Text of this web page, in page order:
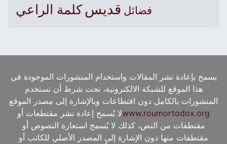
فضائل قديس كلمة الراعي
يسمح بإعادة نشر المقالات واستخدام المنشورات الموجودة في
هذا الموقع للشبكة الالكترونية، تحت شرط أن تستخدم
المنشورات بالكامل دون اقتطاعات وبالإشارة إلى مصدر الموقع
www.roumortodox.orgلا يُسمح إعادة نشر مقتطعات أو
مقتطفات من النص، كذلك لا يُسمح استعارة النصوص أو
مقتطفات منها دون الإشارة إلى المصدر الأصلي للكاتب أو